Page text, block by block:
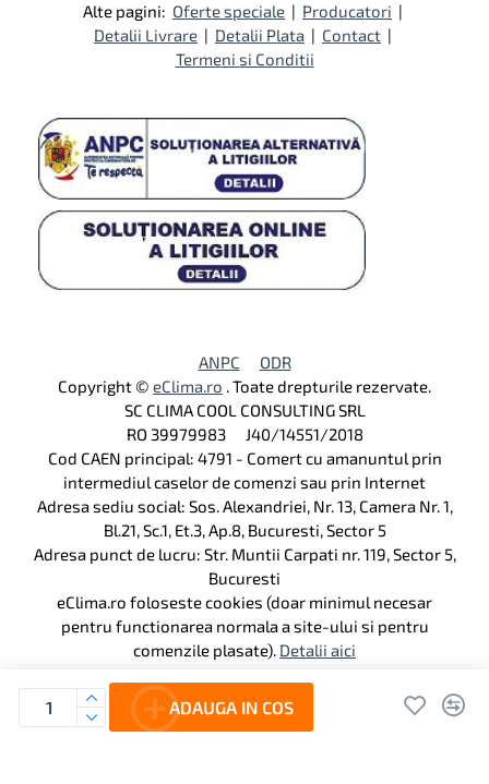
ADAUGA IN COS
Alte pagini: Oferte speciale | Producatori |
Detalii Livrare | Detalii Plata | Contact |
Termeni si Conditii
ANPC
ODR
Copyright © eClima.ro . Toate drepturile rezervate.
SC CLIMA COOL CONSULTING SRL
RO 39979983 J40/14551/2018
Cod CAEN principal: 4791 - Comert cu amanuntul prin
intermediul caselor de comenzi sau prin Internet
Adresa sediu social: Sos. Alexandriei, Nr. 13, Camera Nr. 1,
Bl.21, Sc.1, Et.3, Ap.8, Bucuresti, Sector 5
Adresa punct de lucru: Str. Muntii Carpati nr. 119, Sector 5,
Bucuresti
eClima.ro foloseste cookies (doar minimul necesar
pentru functionarea normala a site-ului si pentru
comenzile plasate). Detalii aici